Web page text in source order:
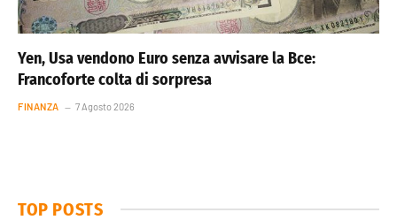
Yen, Usa vendono Euro senza avvisare la Bce:
Francoforte colta di sorpresa
FINANZA 7 Agosto 2026
TOP POSTS